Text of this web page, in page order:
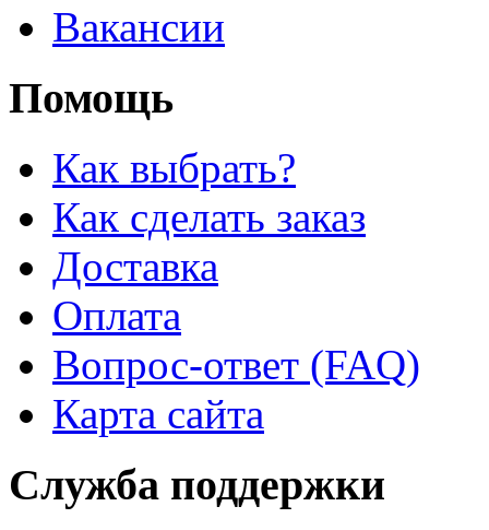
Вакансии
Помощь
Как выбрать?
Как сделать заказ
Доставка
Оплата
Вопрос-ответ (FAQ)
Карта сайта
Служба поддержки